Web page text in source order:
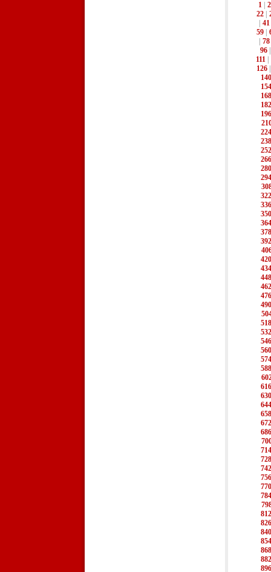
1
2
22|
41
59|
78
96
111|
126
140
154
168
182
196
224
238
252
266
280
294
322
336
350
364
378
392
420
434
448
462
476
490
518
532
546
560
574
588
616
630
644
658
672
686
714
728
742
756
770
784
812
826
840
854
868
882
896